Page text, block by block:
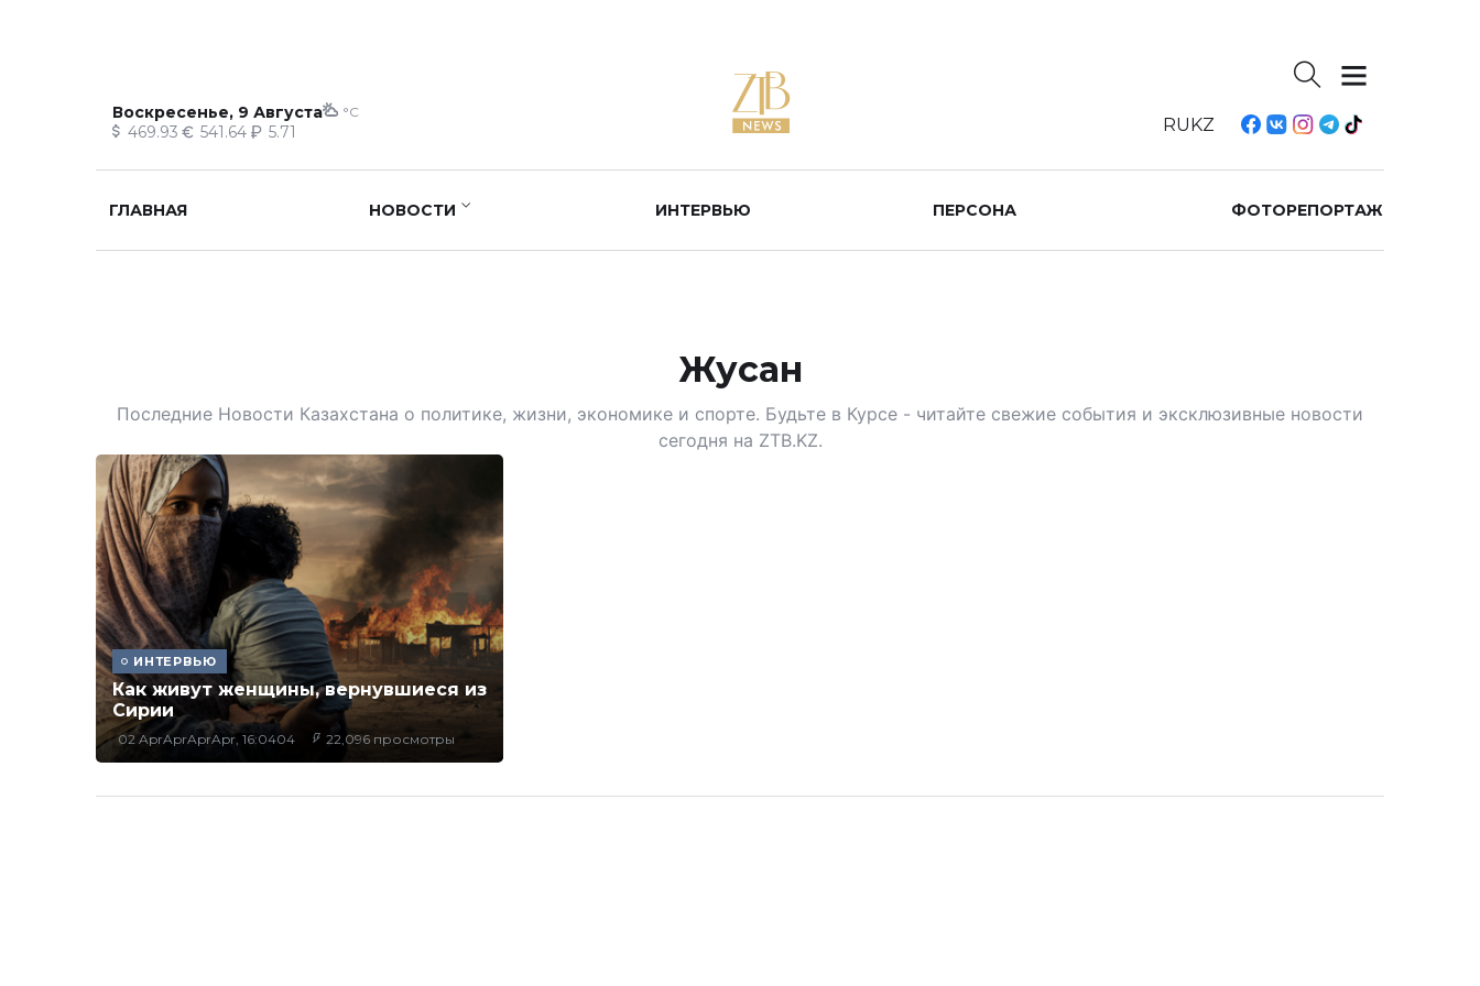
Воскресенье, 9 Августа °C
469.93 541.64 5.71 RUKZ
ГЛАВНАЯ НОВОСТИ ИНТЕРВЬЮ ПЕРСОНА ФОТОРЕПОРТАЖ
Жусан
Последние Новости Казахстана о политике, жизни, экономике и спорте. Будьте в Курсе - читайте свежие события и эксклюзивные новости
сегодня на ZTB.KZ.
ИНТЕРВЬЮ
Как живут женщины, вернувшиеся из
Сирии
02 AprAprAprApr, 16:0404 22,096 просмотры